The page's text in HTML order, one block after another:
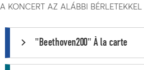
A KONCERT AZ ALÁBBI
"Beethoven200" À la carte